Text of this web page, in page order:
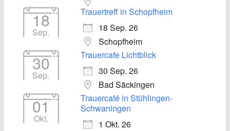
18
Sep.
Trauertreff in Schopfheim
18 Sep. 26
Schopfheim
30
Sep.
Trauercafe Lichtblick
30 Sep. 26
Bad Säckingen
01
Okt.
Trauercafé in Stühlingen-
Schwaningen
1 Okt. 26